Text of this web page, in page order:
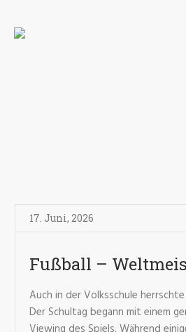
17. Juni, 2026
Fußball –
Auch in der Volksschule
Der Schultag begann mit einem